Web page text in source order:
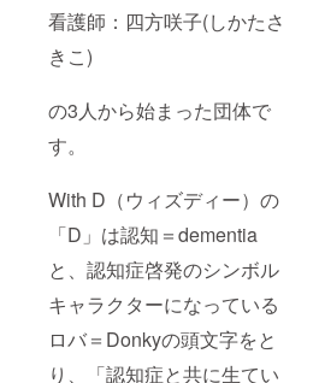
看護師：四方咲子(しかたさ
きこ)
の3人から始まった団体で
す。
With D（ウィズディー）の
「D」は認知＝dementia
と、認知症啓発のシンボル
キャラクターになっている
ロバ＝Donkyの頭文字をと
り、「認知症と共に生てい